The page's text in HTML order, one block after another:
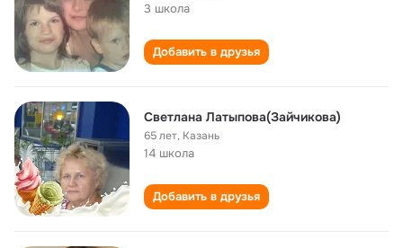
3 школа
Добавить в друзья
Светлана Латыпова(Зайчикова)
65 лет, Казань
14 школа
Добавить в друзья